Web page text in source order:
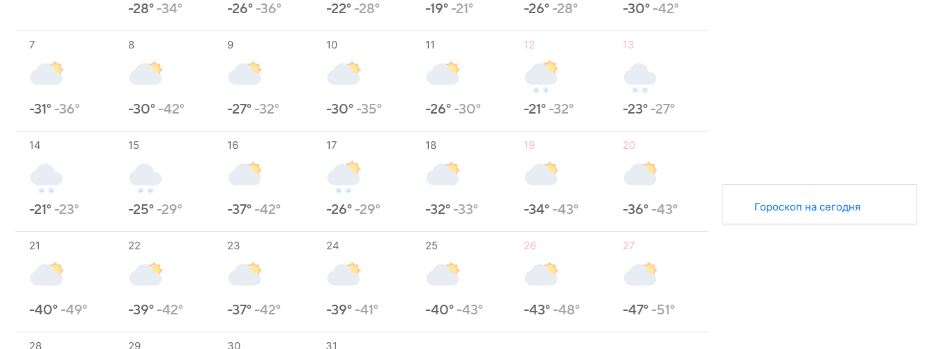
-28° -34° -26° -36° -22° -28° -19° -21° -26° -28° -30° -42°
7
-31° -36°
8
-30° -42°
9
-27° -32°
10
-30° -35°
11
-26° -30°
12
-21° -32°
13
-23° -27°
14
-21° -23°
15
-25° -29°
16
-37° -42°
17
-26° -29°
18
-32° -33°
19
-34° -43°
20
-36° -43°
21
-40° -49°
22
-39° -42°
23
-37° -42°
24
-39° -41°
25
-40° -43°
26
-43° -48°
27
-47° -51°
28 29 30 31
Гороскоп на сегодня